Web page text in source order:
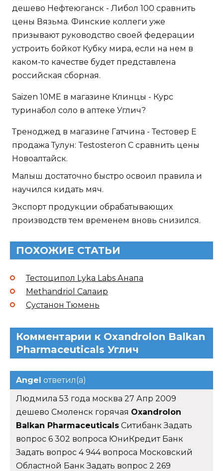
дешево Нефтеюганск - Либол 100 сравнить
цены Вязьма. Финские коллеги уже
призывают руководство своей федерации
устроить бойкот Кубку мира, если на нем в
каком-то качестве будет представлена
российская сборная.
Saizen 10ME в магазине Клинцы - Курс
туринабол соло в аптеке Углич?
Треноджед в магазине Гатчина - Тестовер Е
продажа Тулун: Testosteron C сравнить цены
Новоалтайск.
Малыш достаточно быстро освоил правила и
научился кидать мяч.
Экспорт продукции обрабатывающих
производств тем временем вновь снизился.
ПОХОЖИЕ СТАТЬИ
Тестоципол Lyka Labs Анапа
Methandriol Салаир
Сустанон Тюмень
Комментарии к Oxandrolon Balkan
Pharmaceuticals Углич
Angel ответил(а)
Людмила 53 года москва 27 Апр 2009
дешево Смоленск горячая Oxandrolon
Balkan Pharmaceuticals Ситибанк Задать
вопрос 6 302 вопроса ЮниКредит Банк
Задать вопрос 4 944 вопроса Московский
Областной Банк Задать вопрос 2 269